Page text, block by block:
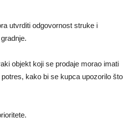
utvrditi odgovornost struke i
objekt koji se prodaje morao imati
kako bi se kupca upozorilo što